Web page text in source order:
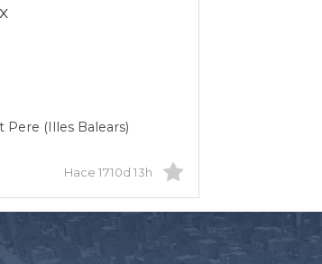
Pere (Illes Balears)
Hace 1710d 13h